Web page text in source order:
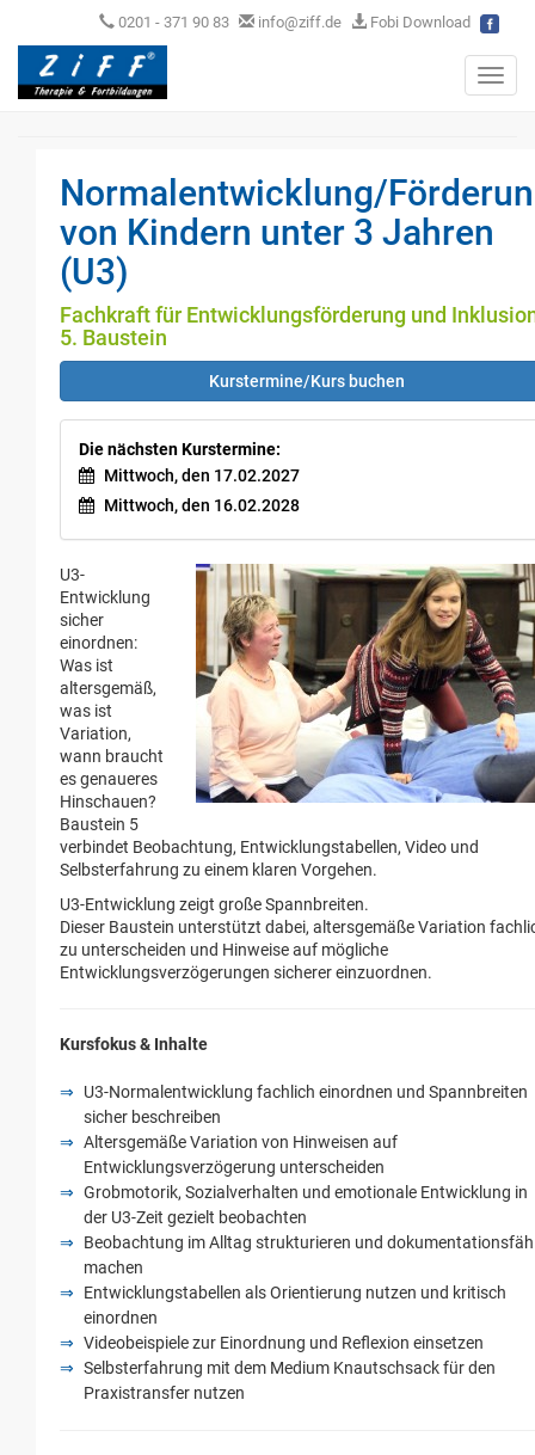
0201 - 371 90 83 info@ziff.de Fobi Download
Normalentwicklung/
von Kindern unter 3 Jahren
(U3)
Fachkraft für Entwicklungsförderung und
5. Baustein
Kurstermine/Kurs buchen
Die nächsten Kurstermine:
Mittwoch, den 17.02.2027
Mittwoch, den 16.02.2028
U3-
Entwicklung
sicher
einordnen:
Was ist
altersgemäß,
was ist
Variation,
wann braucht
es genaueres
Hinschauen?
Baustein 5
verbindet Beobachtung, Entwicklungstabellen, Video und
Selbsterfahrung zu einem klaren Vorgehen.
U3-Entwicklung zeigt große Spannbreiten.
Dieser Baustein unterstützt dabei, altersgemäße Variation
zu unterscheiden und Hinweise auf mögliche
Entwicklungsverzögerungen sicherer einzuordnen.
Kursfokus & Inhalte
U3-Normalentwicklung fachlich einordnen und Spannbreiten
sicher beschreiben
Altersgemäße Variation von Hinweisen auf
Entwicklungsverzögerung unterscheiden
Grobmotorik, Sozialverhalten und emotionale Entwicklung in
der U3-Zeit gezielt beobachten
Beobachtung im Alltag strukturieren und
machen
Entwicklungstabellen als Orientierung nutzen und kritisch
einordnen
Videobeispiele zur Einordnung und Reflexion einsetzen
Selbsterfahrung mit dem Medium Knautschsack für den
Praxistransfer nutzen